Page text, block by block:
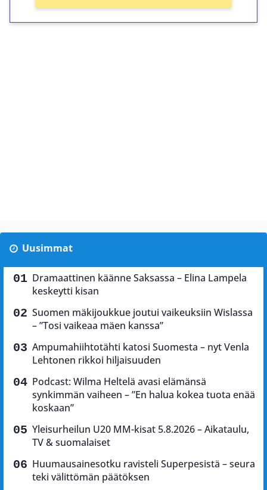
Uusimmat
Dramaattinen käänne Saksassa – Elina Lampela
keskeytti kisan
Suomen mäkijoukkue joutui vaikeuksiin Wislassa
– ”Tosi vaikeaa mäen kanssa”
Ampumahiihtotähti katosi Suomesta – nyt Venla
Lehtonen rikkoi hiljaisuuden
Podcast: Wilma Heltelä avasi elämänsä
synkimmän vaiheen – ”En halua kokea tuota enää
koskaan”
Yleisurheilun U20 MM-kisat 5.8.2026 – Aikataulu,
TV & suomalaiset
Huumausainesotku ravisteli Superpesistä – seura
teki välittömän päätöksen